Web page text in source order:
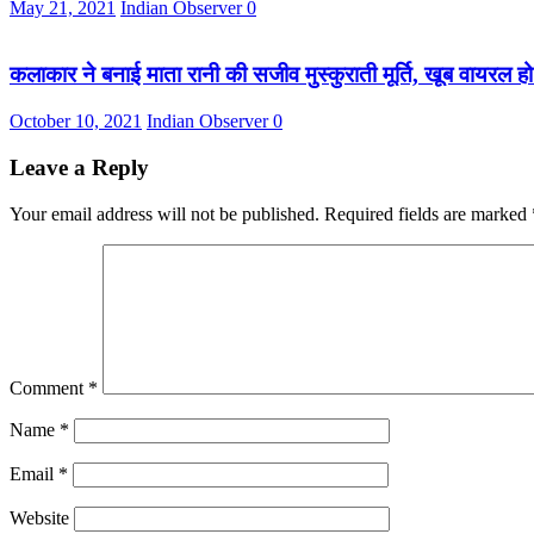
May 21, 2021 Indian Observer0
कलाकार ने बनाई माता रानी की सजीव मुस्कुराती मूर्ति, खूब वायरल हो
October 10, 2021 Indian Observer0
Leave a Reply
Your email address will not be published. Required fields are marked
Comment *
Name *
Email *
Website